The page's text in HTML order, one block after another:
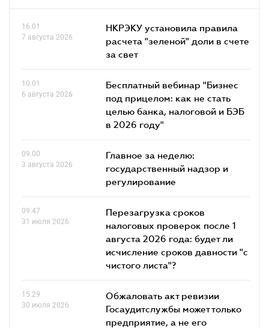
16.01
7 августа 2026
НКРЭКУ установила правила
расчета "зеленой" доли в счете
за свет
10.01
6 августа 2026
Бесплатный вебинар "Бизнес
под прицелом: как не стать
целью банка, налоговой и БЭБ
в 2026 году"
09.00
3 августа 2026
Главное за неделю:
государственный надзор и
регулирование
09.47
31 июля 2026
Перезагрузка сроков
налоговых проверок после 1
августа 2026 года: будет ли
исчисление сроков давности "с
чистого листа"?
15.29
30 июля 2026
Обжаловать акт ревизии
Госаудитслужбы может только
предприятие, а не его